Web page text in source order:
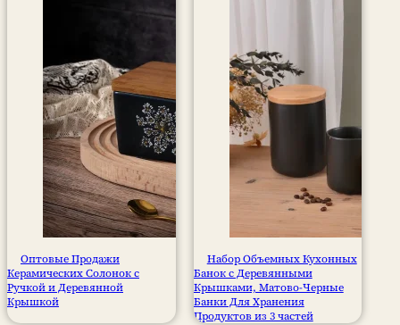
Оптовые Продажи
Керамических Солонок с
Ручкой и Деревянной
Крышкой
Набор Объемных Кухонных
Банок с Деревянными
Крышками, Матово-Черные
Банки Для Хранения
Продуктов из 3 частей